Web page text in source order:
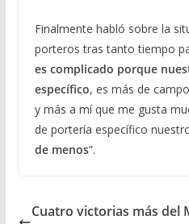
Finalmente habló sobre la
porteros tras tanto tiempo
es complicado porque
específico, es más de
y más a mí que me gusta
de portería específico
de menos”.
Cuatro victorias más del